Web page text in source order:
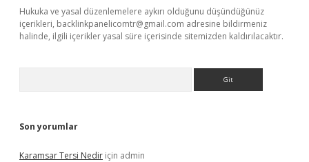
Hukuka ve yasal düzenlemelere aykırı olduğunu düşündüğünüz
içerikleri, backlinkpanelicomtr@gmail.com adresine bildirmeniz
halinde, ilgili içerikler yasal süre içerisinde sitemizden kaldırılacaktır.
Son yorumlar
Karamsar Tersi Nedir için admin